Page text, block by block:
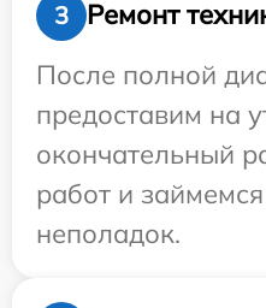
3
Ремонт
После полной
предоставим на
окончательный
работ и
неполадок.